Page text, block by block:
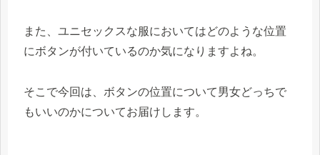
また、ユニセックスな服においてはどのような位置
にボタンが付いているのか気になりますよね。
そこで今回は、ボタンの位置について男女どっちで
もいいのかについてお届けします。